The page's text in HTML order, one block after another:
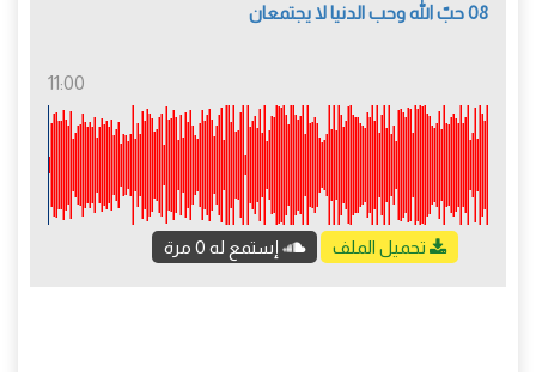
08 حبّ الله وحب الدنيا لا يجتمعان
11:00
تحميل الملف إستمع له 0 مرة